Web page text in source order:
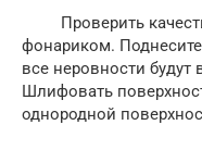
Проверить
фонариком.
все неровности будут
Шлифовать
однородной